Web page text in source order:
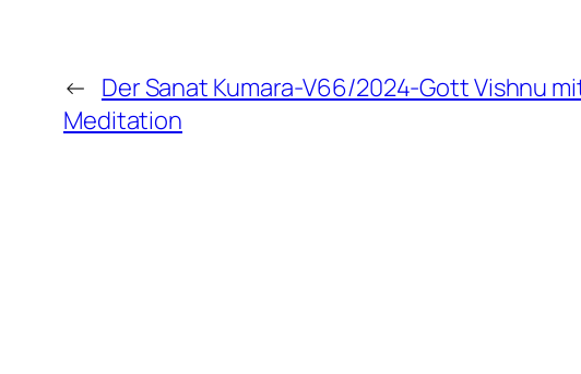
← Der Sanat Kumara-V66/2024-Gott Vishnu
Meditation